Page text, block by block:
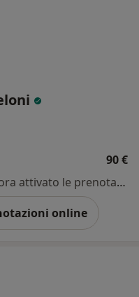
90 €
Questo dottore non ha ancora attivato le prenotazioni online presso questo indirizzo.
online